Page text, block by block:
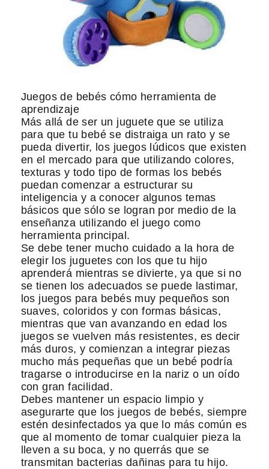
Juegos de bebés cómo herramienta de
aprendizaje
Más allá de ser un juguete que se utiliza
para que tu bebé se distraiga un rato y se
pueda divertir, los juegos lúdicos que existen
en el mercado para que utilizando colores,
texturas y todo tipo de formas los bebés
puedan comenzar a estructurar su
inteligencia y a conocer algunos temas
básicos que sólo se logran por medio de la
enseñanza utilizando el juego como
herramienta principal.
Se debe tener mucho cuidado a la hora de
elegir los juguetes con los que tu hijo
aprenderá mientras se divierte, ya que si no
se tienen los adecuados se puede lastimar,
los juegos para bebés muy pequeños son
suaves, coloridos y con formas básicas,
mientras que van avanzando en edad los
juegos se vuelven más resistentes, es decir
más duros, y comienzan a integrar piezas
mucho más pequeñas que un bebé podría
tragarse o introducirse en la nariz o un oído
con gran facilidad.
Debes mantener un espacio limpio y
asegurarte que los juegos de bebés, siempre
estén desinfectados ya que lo más común es
que al momento de tomar cualquier pieza la
lleven a su boca, y no querrás que se
transmitan bacterias dañinas para tu hijo.